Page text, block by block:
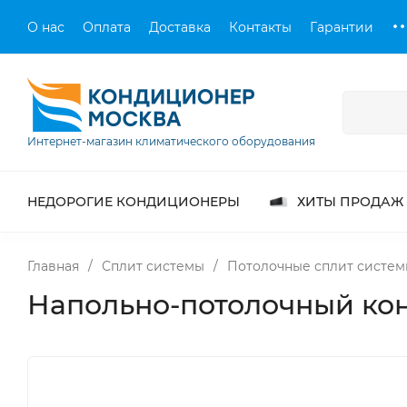
О нас Оплата Доставка Контакты Гарантии
Интернет-магазин климатического оборудования
НЕДОРОГИЕ КОНДИЦИОНЕРЫ ХИТЫ ПРОДАЖ
Главная / Сплит системы / Потолочные сплит
Напольно-потолочный